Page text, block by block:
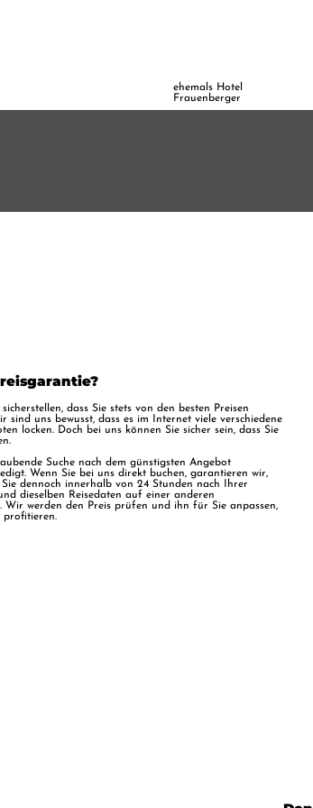
ehemals Hotel
Frauenberger
dass Sie stets von den besten Preisen
uns bewusst, dass es im Internet viele verschiedene
locken. Doch bei uns können Sie sicher sein, dass Sie
Suche nach dem günstigsten Angebot
Wenn Sie bei uns direkt buchen, garantieren wir,
dennoch innerhalb von 24 Stunden nach Ihrer
dieselben Reisedaten auf einer anderen
werden den Preis prüfen und ihn für Sie anpassen,
profitieren.